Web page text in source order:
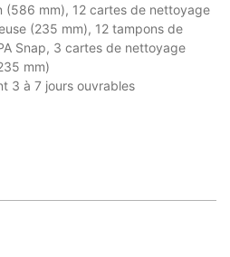
(586 mm), 12 cartes de nettoyage
(235 mm), 12 tampons de
Snap, 3 cartes de nettoyage
mm)
3 à 7 jours ouvrables